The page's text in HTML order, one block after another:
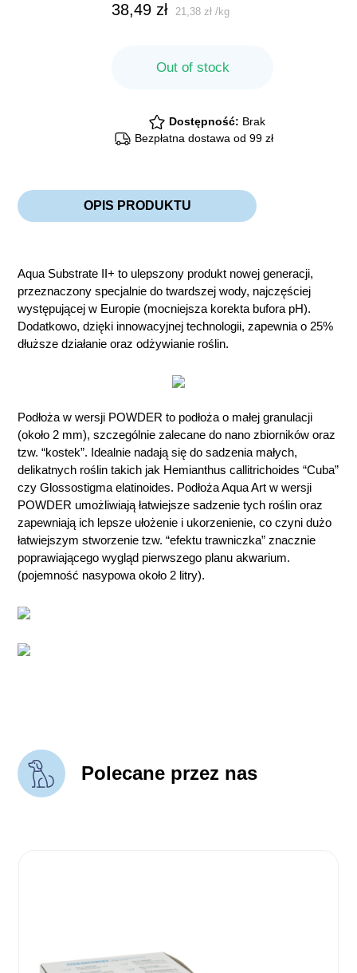
38,49 zł 21,38zł /kg
Out of stock
Dostępność: Brak
Bezpłatna dostawa od 99 zł
OPIS PRODUKTU
Aqua Substrate II+ to ulepszony produkt nowej generacji,
przeznaczony specjalnie do twardszej wody, najczęściej
występującej w Europie (mocniejsza korekta bufora pH).
Dodatkowo, dzięki innowacyjnej technologii, zapewnia o 25%
dłuższe działanie oraz odżywianie roślin.
Podłoża w wersji POWDER to podłoża o małej granulacji
(około 2 mm), szczególnie zalecane do nano zbiorników oraz
tzw. “kostek”. Idealnie nadają się do sadzenia małych,
delikatnych roślin takich jak Hemianthus callitrichoides “Cuba”
czy Glossostigma elatinoides. Podłoża Aqua Art w wersji
POWDER umożliwiają łatwiejsze sadzenie tych roślin oraz
zapewniają ich lepsze ułożenie i ukorzenienie, co czyni dużo
łatwiejszym stworzenie tzw. “efektu trawniczka” znacznie
poprawiającego wygląd pierwszego planu akwarium.
(pojemność nasypowa około 2 litry).
Polecane przez nas